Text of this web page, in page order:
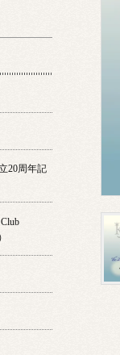
20周年記